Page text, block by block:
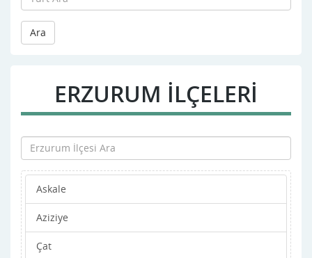
Ara
ERZURUM İLÇELERİ
Askale
Aziziye
Çat